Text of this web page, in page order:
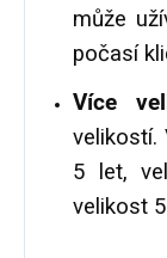
může
počasí
Více
velikostí.
5 let,
velikost